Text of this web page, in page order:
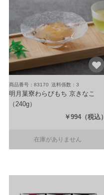
商品番号：83170 送料係数：3
明月菓寮わらびもち 京きなこ
（240g）
￥994 （税込）
在庫がありません